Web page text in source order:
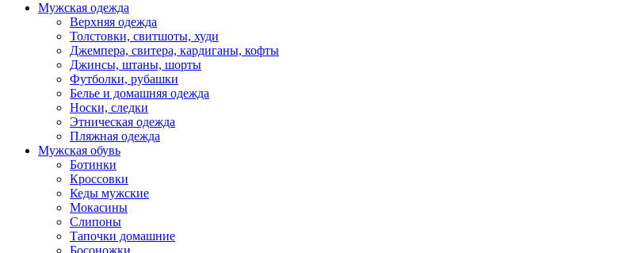
Мужская одежда
Верхняя одежда
Толстовки, свитшоты, худи
Джемпера, свитера, кардиганы, кофты
Джинсы, штаны, шорты
Футболки, рубашки
Белье и домашняя одежда
Носки, следки
Этническая одежда
Пляжная одежда
Мужская обувь
Ботинки
Кроссовки
Кеды мужские
Мокасины
Слипоны
Тапочки домашние
Босоножки